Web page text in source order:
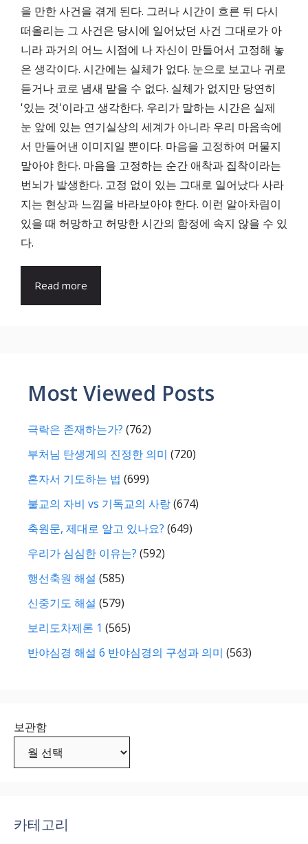
을 만한 사건을 겪게 된다. 그러나 시간이 흐른 뒤 다시
떠올리는 그 사건은 당시에 일어났던 사건 그대로가 아
니라 과거의 어느 시점에 나 자신이 만들어서 고정해 놓
은 생각이다. 시간에는 실체가 없다. 눈으로 보고나 귀로
듣거나 코로 냄새 맡을 수 없다. 실체가 없지만 당연히
'있는 것'이라고 생각한다. 우리가 말하는 시간은 실제
눈 앞에 있는 연기실상의 세계가 아니라 우리 마음속에
서 만들어낸 이미지일 뿐이다. 마음을 고정하여 머물지
말아야 한다. 마음을 고정하는 순간 애착과 집착이라는
번뇌가 발생한다. 고정 없이 있는 그대로 일어났다 사라
지는 현상과 느낌을 바라보아야 한다. 이런 알아차림이
있을 때 허망하고 허망한 시간의 함정에 속지 않을 수 있
다.
Read more
Most Viewed Posts
극락은 존재하는가? (762)
부처님 탄생게의 진정한 의미 (720)
혼자서 기도하는 법 (699)
불교의 자비 vs 기독교의 사랑(674)
축원문, 제대로 알고 있나요? (649)
우리가 심심한 이유는? (592)
행선축원 해설 (585)
신중기도 해설 (579)
보리도차제론 1 (565)
반야심경 해설 6 반야심경의 구성과 의미 (563)
보관함
카테고리